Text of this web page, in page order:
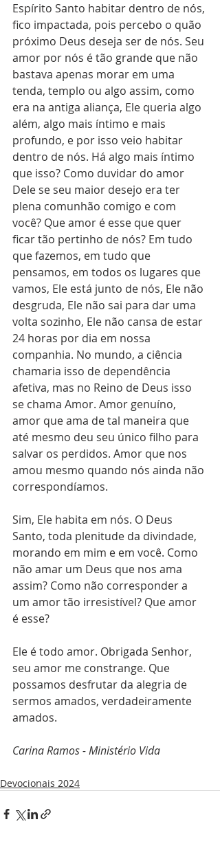
Espírito Santo habitar dentro de nós,
fico impactada, pois percebo o quão
próximo Deus deseja ser de nós. Seu
amor por nós é tão grande que não
bastava apenas morar em uma
tenda, templo ou algo assim, como
era na antiga aliança, Ele queria algo
além, algo mais íntimo e mais
profundo, e por isso veio habitar
dentro de nós. Há algo mais íntimo
que isso? Como duvidar do amor
Dele se seu maior desejo era ter
plena comunhão comigo e com
você? Que amor é esse que quer
ficar tão pertinho de nós? Em tudo
que fazemos, em tudo que
pensamos, em todos os lugares que
vamos, Ele está junto de nós, Ele não
desgruda, Ele não sai para dar uma
volta sozinho, Ele não cansa de estar
24 horas por dia em nossa
companhia. No mundo, a ciência
chamaria isso de dependência
afetiva, mas no Reino de Deus isso
se chama Amor. Amor genuíno,
amor que ama de tal maneira que
até mesmo deu seu único filho para
salvar os perdidos. Amor que nos
amou mesmo quando nós ainda não
correspondíamos.
Sim, Ele habita em nós. O Deus
Santo, toda plenitude da divindade,
morando em mim e em você. Como
não amar um Deus que nos ama
assim? Como não corresponder a
um amor tão irresistível? Que amor
é esse?
Ele é todo amor. Obrigada Senhor,
seu amor me constrange. Que
possamos desfrutar da alegria de
sermos amados, verdadeiramente
amados.
Carina Ramos - Ministério Vida
Devocionais 2024